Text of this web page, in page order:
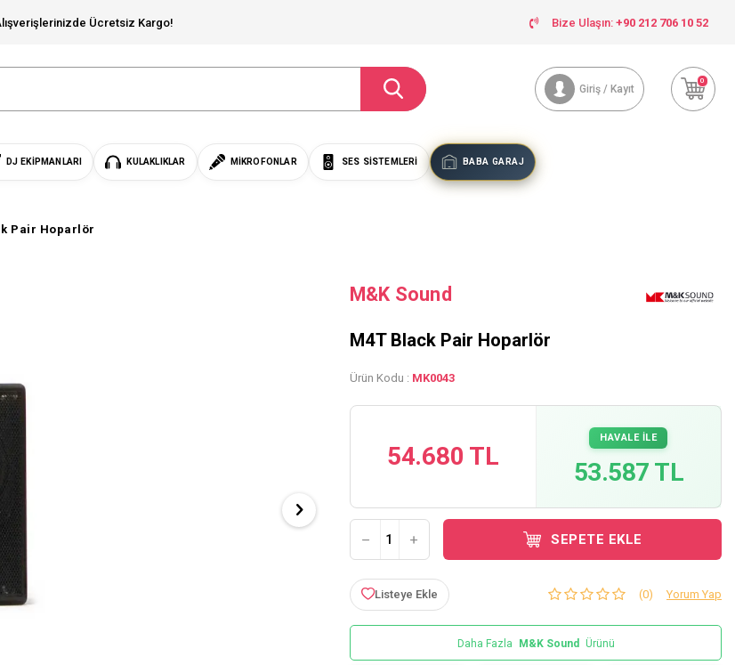
Ücretsiz Kargo! Bize Ulaşın: +90 212 706 10 52
Giriş / Kayıt
0
DJ EKIPMANLARI KULAKLIKLAR MIKROFONLAR SES SISTEMLERI BABA GARAJ
Pair Hoparlör
M&K Sound
M4T Black Pair Hoparlör
Ürün Kodu : MK0043
54.680 TL
HAVALE İLE
53.587 TL
SEPETE EKLE
Listeye Ekle (0) Yorum Yap
Daha Fazla M&K Sound Ürünü